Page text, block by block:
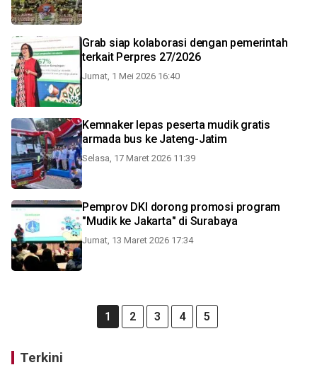
Grab siap kolaborasi dengan pemerintah
terkait Perpres 27/2026
Jumat, 1 Mei 2026 16:40
Kemnaker lepas peserta mudik gratis
armada bus ke Jateng-Jatim
Selasa, 17 Maret 2026 11:39
Pemprov DKI dorong promosi program
"Mudik ke Jakarta" di Surabaya
Jumat, 13 Maret 2026 17:34
1 2 3 4 5
Terkini